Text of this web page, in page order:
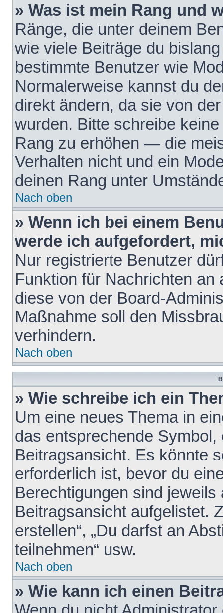
» Was ist mein Rang und
Ränge, die unter deinem
wie viele Beiträge du
bestimmte Benutzer wie
Normalerweise kannst du
direkt ändern, da sie von
wurden. Bitte schreibe
Rang zu erhöhen — die
Verhalten nicht und ein
deinen Rang unter
Nach oben
» Wenn ich bei einem
werde ich aufgefordert,
Nur registrierte Benutzer
Funktion für Nachrichten
diese von der Board-
Maßnahme soll den
verhindern.
Nach oben
» Wie schreibe ich ein
Um eine neues Thema in
das entsprechende
Beitragsansicht. Es könnte
erforderlich ist, bevor du
Berechtigungen sind
Beitragsansicht aufgelistet.
erstellen“, „Du darfst an
teilnehmen“ usw.
Nach oben
» Wie kann ich einen